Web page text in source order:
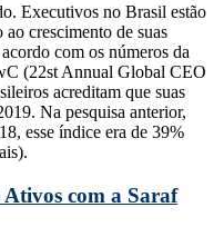
Executivos no Brasil estão
crescimento de suas
com os números da
(22st Annual Global CEO
acreditam que suas
Na pesquisa anterior,
esse índice era de 39%
com a Saraf